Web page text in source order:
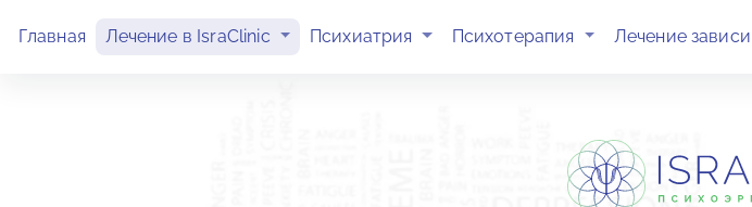
Главная Лечение в IsraClinic (current)Психиатрия (current)Психотерапия (current)Лечение